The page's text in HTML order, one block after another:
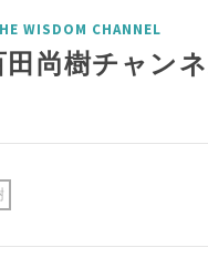
WISDOM CHANNEL
尚樹チャン